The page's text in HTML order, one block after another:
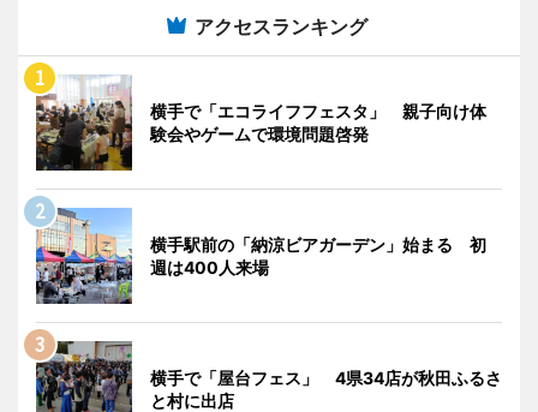
アクセスランキング
横手で「エコライフフェスタ」 親子向け体
験会やゲームで環境問題啓発
横手駅前の「納涼ビアガーデン」始まる 初
週は400人来場
横手で「屋台フェス」 4県34店が秋田ふるさ
と村に出店